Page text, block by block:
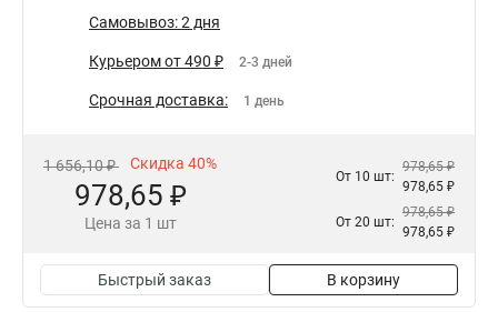
Самовывоз: 2 дня
Курьером от 490 ₽ 2-3 дней
Срочная доставка: 1 день
1 656,10 ₽ Скидка 40%
978,65 ₽
Цена за 1 шт
От 10 шт:
978,65 ₽
978,65 ₽
От 20 шт:
978,65 ₽
978,65 ₽
Быстрый заказ В корзину